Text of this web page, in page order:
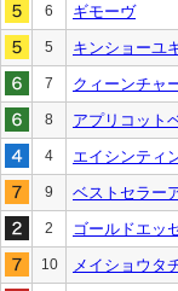
6 ギモーヴ
5 キンショーユ
7 クィーンチャ
8 アプリコット
4 エイシンティ
9 ベストセラー
2 ゴールドエッ
10 メイショウタ